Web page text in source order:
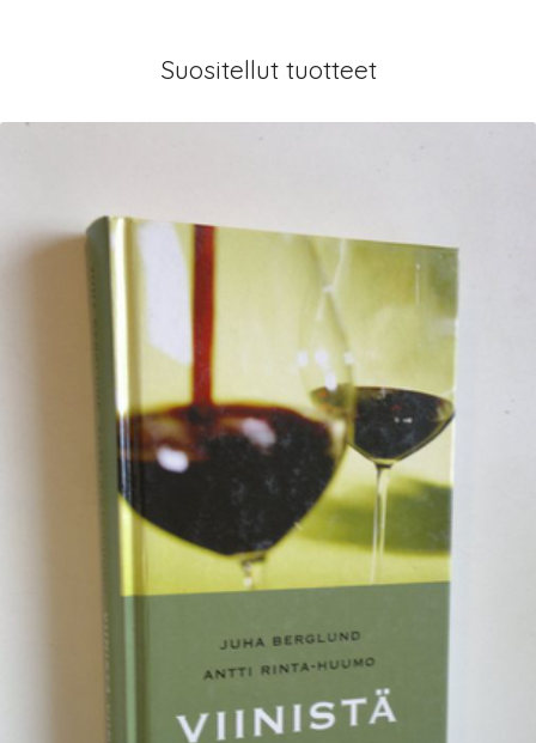
Suositellut tuotteet